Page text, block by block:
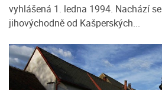
vyhlášená 1. ledna 1994. Nachází se
jihovýchodně od Kašperských...